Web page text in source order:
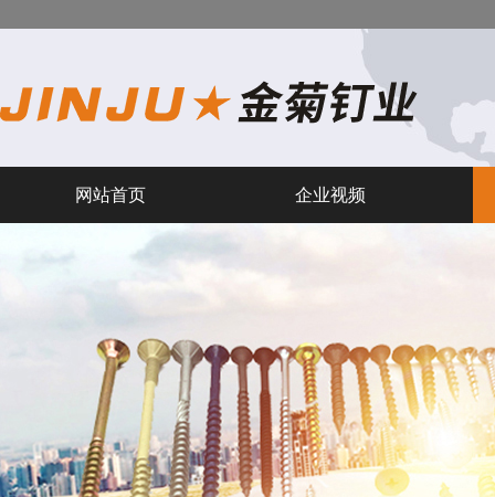
网站首页 企业视频